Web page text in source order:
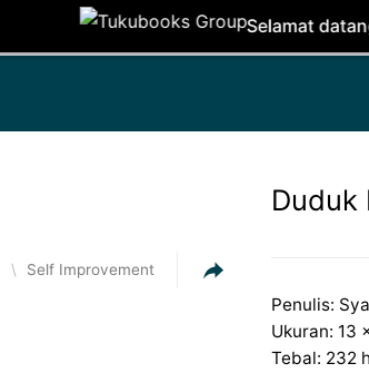
Selamat datang pembaca,
\ Self Improvement
Duduk
Penulis:
Ukuran: 13
Tebal: 232